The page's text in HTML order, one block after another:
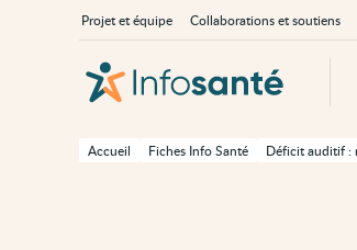
Accueil Fiches Info Santé
principale
À
propos
Projet et équipe Collaborations et soutiens